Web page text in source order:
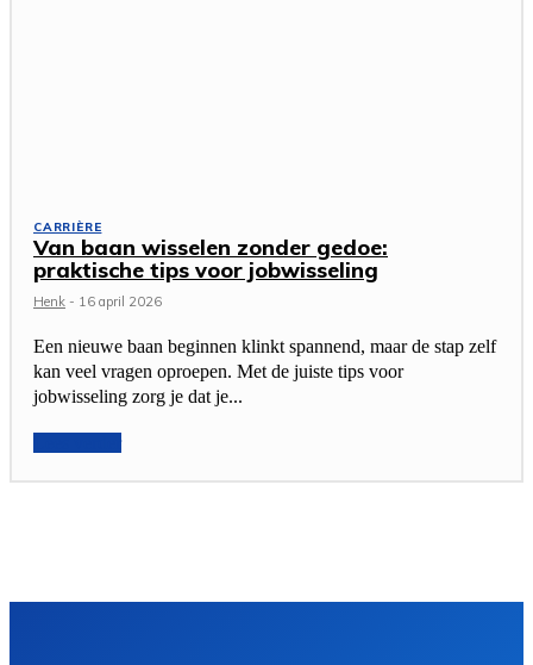
CARRIÈRE
Van baan wisselen zonder gedoe:
praktische tips voor jobwisseling
Henk - 16 april 2026
Een nieuwe baan beginnen klinkt spannend, maar de stap zelf
kan veel vragen oproepen. Met de juiste tips voor
jobwisseling zorg je dat je...